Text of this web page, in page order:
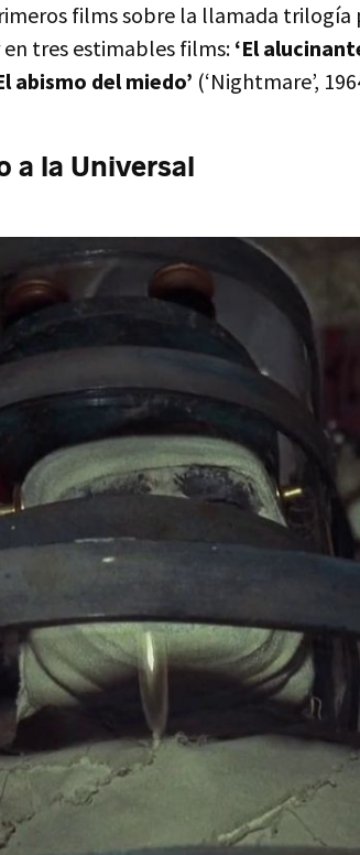
films sobre la llamada trilogía
en tres estimables films: ‘El
abismo del miedo’ (‘Nightmare’,
a la Universal